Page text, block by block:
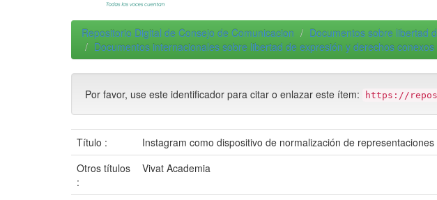
Repositorio Digital de Consejo de Comunicacion
Documentos sobre libertad
Documentos internacionales sobre libertad de expresión y derechos conexos
Por favor, use este identificador para citar o enlazar este ítem: https://
Título :
Instagram como dispositivo de normalización de
Otros títulos
:
Vivat Academia